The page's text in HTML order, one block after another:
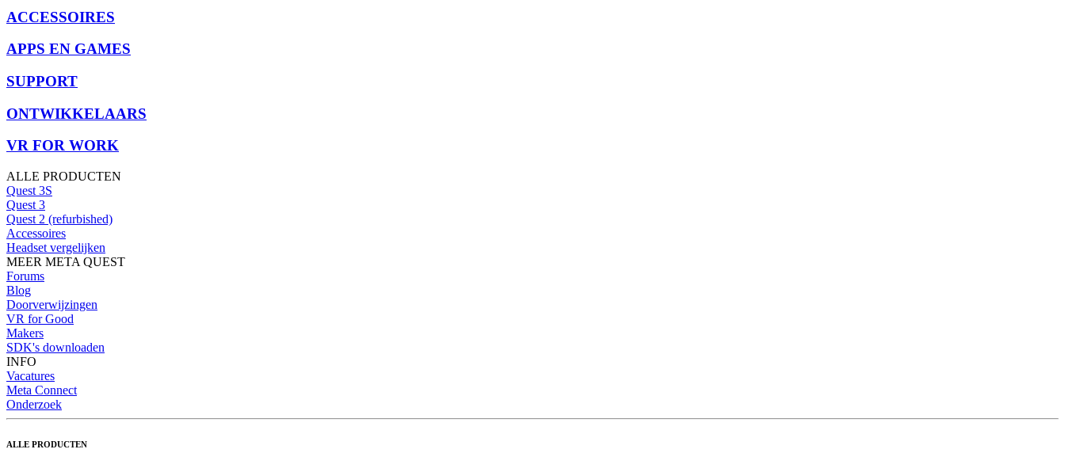
ACCESSOIRES
APPS EN GAMES
SUPPORT
ONTWIKKELAARS
VR FOR WORK
ALLE PRODUCTEN
Quest 3S
Quest 3
Quest 2 (refurbished)
Accessoires
Headset vergelijken
MEER META QUEST
Forums
Blog
Doorverwijzingen
VR for Good
Makers
SDK's downloaden
INFO
Vacatures
Meta Connect
Onderzoek
ALLE PRODUCTEN